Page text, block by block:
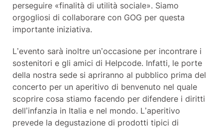
perseguire «finalità di utilità sociale». Siamo
orgogliosi di collaborare con GOG per questa
importante iniziativa.
L’evento sarà inoltre un’occasione per incontrare i
sostenitori e gli amici di Helpcode. Infatti, le porte
della nostra sede si apriranno al pubblico prima del
concerto per un aperitivo di benvenuto nel quale
scoprire cosa stiamo facendo per difendere i diritti
dell’infanzia in Italia e nel mondo. L’aperitivo
prevede la degustazione di prodotti tipici di